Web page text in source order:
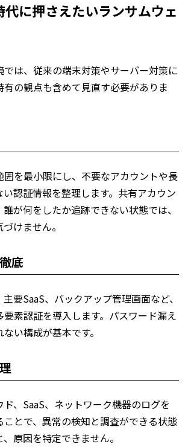
代に押さえたいランサムウェ
では、従来の端末対策やサーバー対策に
の観点も含めて見直す必要がありま
囲を最小限にし、不要なアカウントや長
認証情報を整理します。共有アカウン
誰が何をしたか追跡できない状態では、
けません。
底
要SaaS、バックアップ管理画面など、
素認証を導入します。パスワード漏え
い構成が基本です。
、SaaS、ネットワーク機器のログを
ことで、異常の検知と調査ができる状態
原因を特定できません。